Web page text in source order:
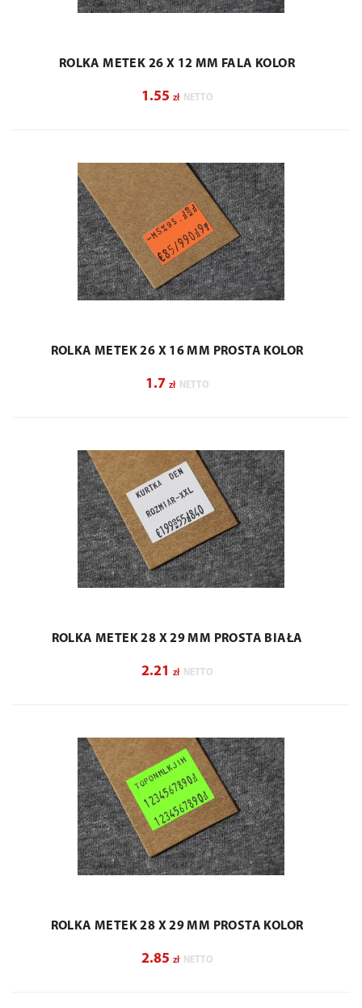
ROLKA METEK 26 X 12 MM FALA KOLOR
1.55 zł NETTO
ROLKA METEK 26 X 16 MM PROSTA KOLOR
1.7 zł NETTO
ROLKA METEK 28 X 29 MM PROSTA BIAŁA
2.21 zł NETTO
ROLKA METEK 28 X 29 MM PROSTA KOLOR
2.85 zł NETTO